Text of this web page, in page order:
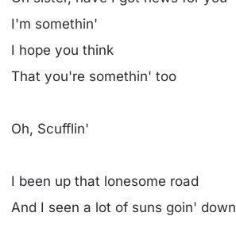
I'm somethin'
I hope you think
That you're somethin' too
Oh, Scufflin'
I been up that lonesome road
And I seen a lot of suns goin' down